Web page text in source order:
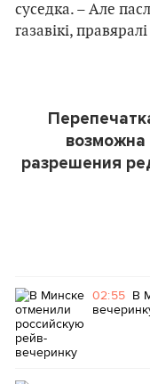
суседка. – Але
газавікі,
возможна
разрешения
02:55 В